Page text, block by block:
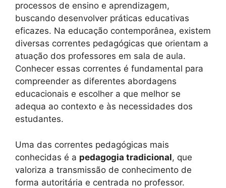
processos de ensino e aprendizagem,
buscando desenvolver práticas educativas
eficazes. Na educação contemporânea, existem
diversas correntes pedagógicas que orientam a
atuação dos professores em sala de aula.
Conhecer essas correntes é fundamental para
compreender as diferentes abordagens
educacionais e escolher a que melhor se
adequa ao contexto e às necessidades dos
estudantes.
Uma das correntes pedagógicas mais
conhecidas é a pedagogia tradicional, que
valoriza a transmissão de conhecimento de
forma autoritária e centrada no professor.